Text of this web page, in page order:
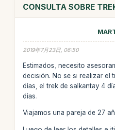
CONSULTA SOBRE
2019年7月23日, 06:50
Estimados, necesito
decisión. No se si realizar el
días, el trek de salkantay 4
días.
Viajamos una pareja de 27